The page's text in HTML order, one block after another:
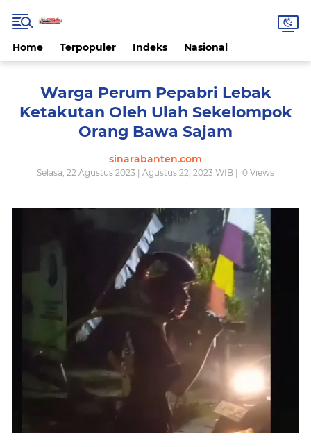
Home Terpopuler Indeks Nasional
Warga Perum Pepabri Lebak
Ketakutan Oleh Ulah Sekelompok
Orang Bawa Sajam
sinarabanten.com
Selasa, 22 Agustus 2023 | Agustus 22, 2023 WIB | 0 Views